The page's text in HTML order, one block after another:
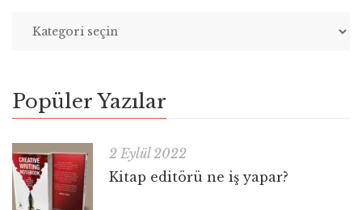
Popüler Yazılar
2 Eylül 2022
Kitap editörü ne iş yapar?